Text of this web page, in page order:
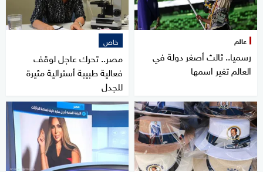
عالم
رسميا.. ثالث أصغر دولة في
العالم تغير اسمها
خاص
مصر.. تحرك عاجل لوقف
فعالية طبيبة أسترالية مثيرة
للجدل